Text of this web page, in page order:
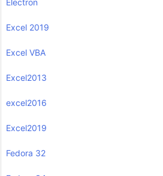
Electron
Excel 2019
Excel VBA
Excel2013
excel2016
Excel2019
Fedora 32